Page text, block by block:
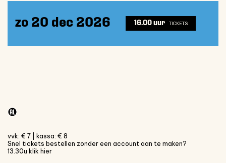
zo 20 dec 2026 16.00 uur TICKETS
vvk: € 7 | kassa: € 8
Snel tickets bestellen zonder een account aan te maken?
13.30u klik hier